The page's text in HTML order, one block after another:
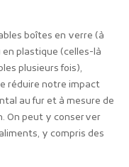
boîtes en verre (à
plastique (celles-là
plusieurs fois),
réduire notre impact
au fur et à mesure de
On peut y conserver
y compris des